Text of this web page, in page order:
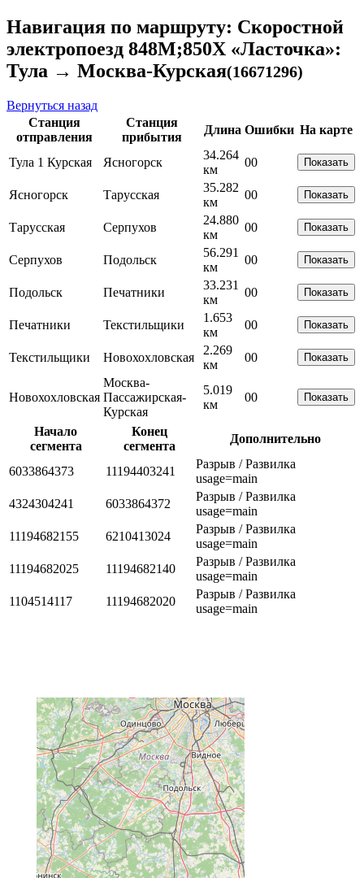
Навигация по маршруту: Скоростной
электропоезд 848М;850Х «Ласточка»:
Тула → Москва-Курская(16671296)
Вернуться назад
Станция
отправления
Станция
прибытия
Длина Ошибки На карте
Тула 1 Курская Ясногорск
34.264
км
00 Показать
Ясногорск Тарусская
35.282
км
00 Показать
Тарусская Серпухов
24.880
км
00 Показать
Серпухов Подольск
56.291
км
00 Показать
Подольск Печатники
33.231
км
00 Показать
Печатники Текстильщики
1.653
км
00 Показать
Текстильщики Новохохловская
2.269
км
00 Показать
Новохохловская
Москва-
Пассажирская-
Курская
5.019
км
00 Показать
Начало
сегмента
Конец
сегмента
Дополнительно
6033864373 11194403241
Разрыв / Развилка
usage=main
4324304241
6033864372
Разрыв / Развилка
usage=main
11194682155
6210413024
Разрыв / Развилка
usage=main
11194682025
11194682140
Разрыв / Развилка
usage=main
1104514117
11194682020
Разрыв / Развилка
usage=main